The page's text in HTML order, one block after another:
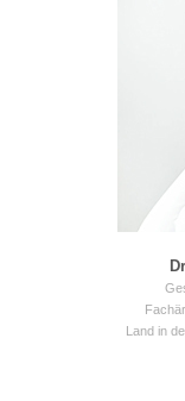
Land in